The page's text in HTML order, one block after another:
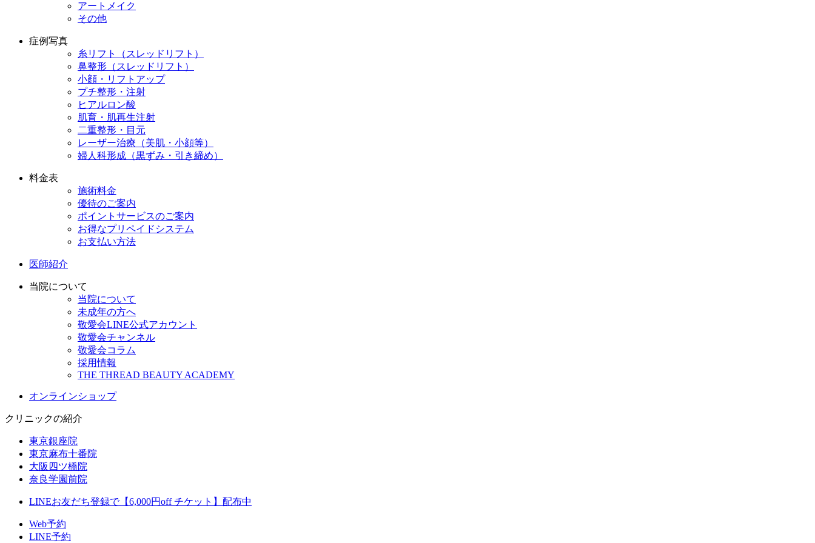
アートメイク
その他
症例写真
糸リフト（スレッドリフト）
鼻整形（スレッドリフト）
小顔・リフトアップ
プチ整形・注射
ヒアルロン酸
肌育・肌再生注射
二重整形・目元
レーザー治療（美肌・小顔等）
婦人科形成（黒ずみ・引き締め）
料金表
施術料金
優待のご案内
ポイントサービスのご案内
お得なプリペイドシステム
お支払い方法
医師紹介
当院について
当院について
未成年の方へ
敬愛会LINE公式アカウント
敬愛会チャンネル
敬愛会コラム
採用情報
THE THREAD BEAUTY ACADEMY
オンラインショップ
クリニックの紹介
東京銀座院
東京麻布十番院
大阪四ツ橋院
奈良学園前院
LINEお友だち登録で【6,000円off チケット】配布中
Web予約
LINE予約